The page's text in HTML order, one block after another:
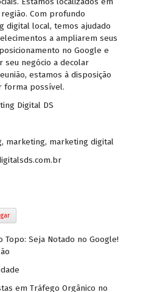
Com profundo
digital local, temos ajudado
a ampliarem seus
no Google e
seu negócio a decolar
estamos à disposição
forma possível.
Digital DS
, marketing, marketing digital
Topo: Seja Notado no Google!
em Tráfego Orgânico no